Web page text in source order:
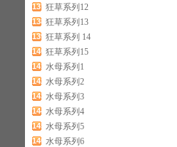
137 狂草系列12
138 狂草系列13
139 狂草系列 14
140 狂草系列15
141 水母系列1
142 水母系列2
143 水母系列3
144 水母系列4
145 水母系列5
146 水母系列6